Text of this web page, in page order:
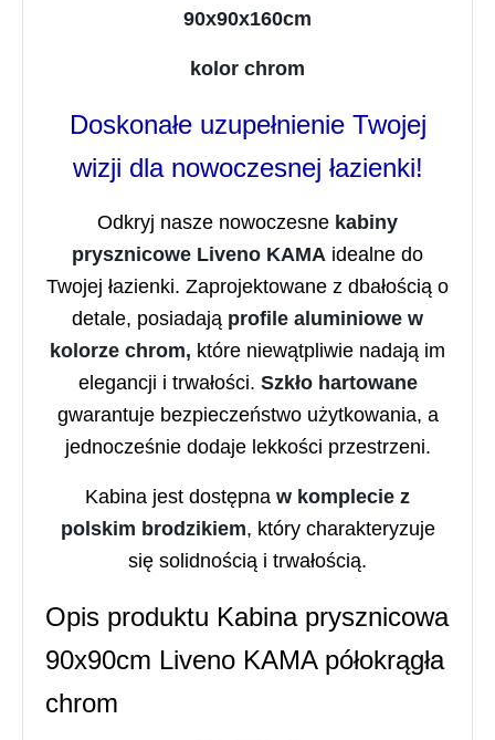
90x90x160cm
kolor chrom
Doskonałe uzupełnienie Twojej
wizji dla nowoczesnej łazienki!
Odkryj nasze nowoczesne kabiny
prysznicowe Liveno KAMA idealne do
Twojej łazienki. Zaprojektowane z dbałością o
detale, posiadają profile aluminiowe w
kolorze chrom, które niewątpliwie nadają im
elegancji i trwałości. Szkło hartowane
gwarantuje bezpieczeństwo użytkowania, a
jednocześnie dodaje lekkości przestrzeni.
Kabina jest dostępna w komplecie z
polskim brodzikiem, który charakteryzuje
się solidnością i trwałością.
Opis produktu Kabina prysznicowa
90x90cm Liveno KAMA półokrągła
chrom